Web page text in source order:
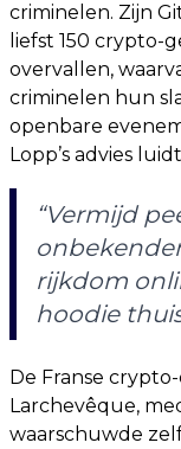
criminelen. Zijn
liefst 150 crypto-
overvallen,
criminelen hun
openbare
Lopp’s advies
“Vermijd
rijkdom
hoodie
De Franse
Larchevêque,
waarschuwde